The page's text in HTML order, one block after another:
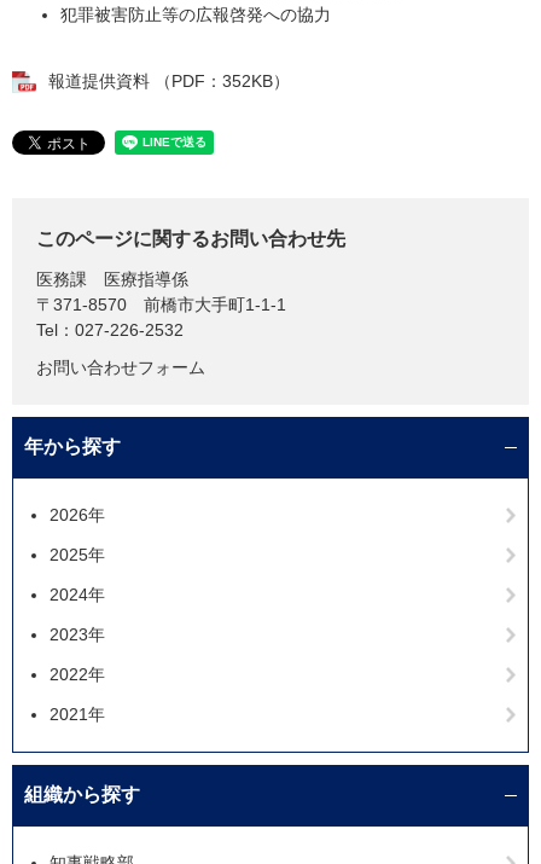
犯罪被害防止等の広報啓発への協力
報道提供資料 （PDF：352KB）
このページに関するお問い合わせ先
医務課
医療指導係
〒371-8570
前橋市大手町1-1-1
Tel：027-226-2532
お問い合わせフォーム
年から探す
2026年
2025年
2024年
2023年
2022年
2021年
組織から探す